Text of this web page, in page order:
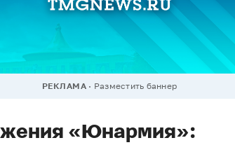
РЕКЛАМА Разместить баннер
«Юнармия»: